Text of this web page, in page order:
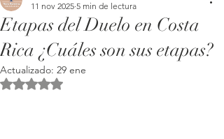
Etapas del Duelo en Costa
Rica ¿Cuáles son sus etapas?
11 nov 2025 5 min de lectura
Actualizado: 29 ene
Obtuvo NaN de 5 estrellas.